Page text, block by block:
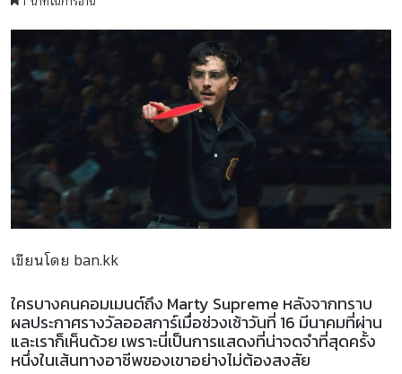
เขียนโดย ban.kk
ใครบางคนคอมเมนต์ถึง Marty Supreme หลังจากทราบ
ผลประกาศรางวัลออสการ์เมื่อช่วงเช้าวันที่ 16 มีนาคมที่ผ่าน
และเราก็เห็นด้วย เพราะนี่เป็นการแสดงที่น่าจดจำที่สุดครั้ง
หนึ่งในเส้นทางอาชีพของเขาอย่างไม่ต้องสงสัย